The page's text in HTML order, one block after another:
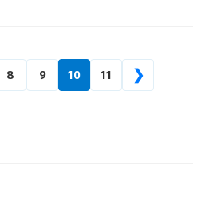
8 9 10 11 ❯